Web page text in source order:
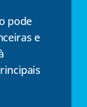
pode
e